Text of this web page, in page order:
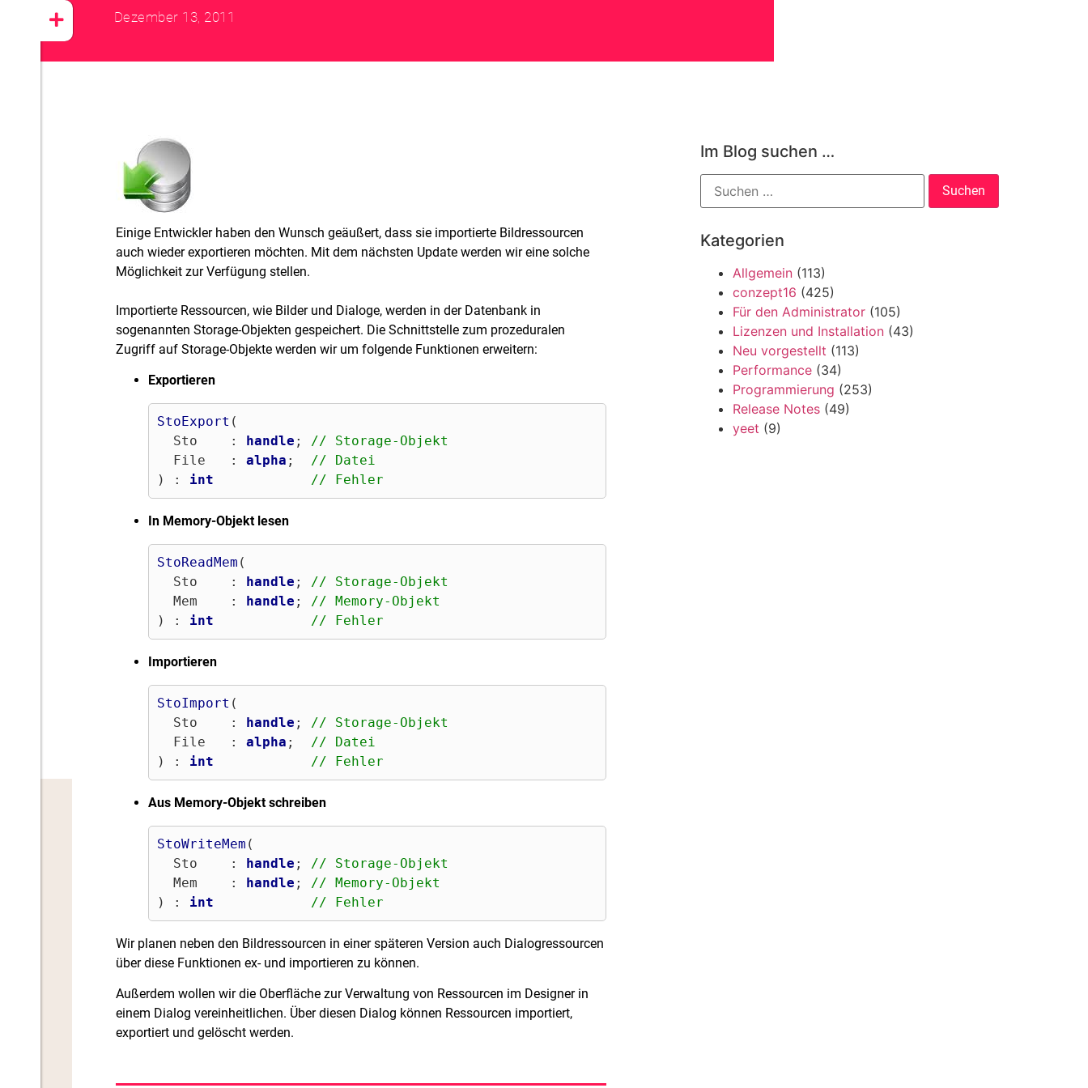
Dezember 13, 2011
Einige Entwickler haben den Wunsch geäußert, dass sie importierte Bildressourcen
auch wieder exportieren möchten. Mit dem nächsten Update werden wir eine solche
Möglichkeit zur Verfügung stellen.
Importierte Ressourcen, wie Bilder und Dialoge, werden in der Datenbank in
sogenannten Storage-Objekten gespeichert. Die Schnittstelle zum prozeduralen
Zugriff auf Storage-Objekte werden wir um folgende Funktionen erweitern:
Exportieren
StoExport (
  Sto    :
handle ; // Storage-Objekt
  File   :
alpha ; // Datei
) : int // Fehler
In Memory-Objekt lesen
StoReadMem (
  Sto    :
handle ; // Storage-Objekt
  Mem    :
handle ; // Memory-Objekt
) : int // Fehler
Importieren
StoImport (
  Sto    :
handle ; // Storage-Objekt
  File   :
alpha ; // Datei
) : int // Fehler
Aus Memory-Objekt schreiben
StoWriteMem (
  Sto    :
handle ; // Storage-Objekt
  Mem    :
handle ; // Memory-Objekt
) : int // Fehler
Wir planen neben den Bildressourcen in einer späteren Version auch Dialogressourcen
über diese Funktionen ex- und importieren zu können.
Außerdem wollen wir die Oberfläche zur Verwaltung von Ressourcen im Designer in
einem Dialog vereinheitlichen. Über diesen Dialog können Ressourcen importiert,
exportiert und gelöscht werden.
Im Blog suchen …
Kategorien
Allgemein (113)
conzept16 (425)
Für den Administrator (105)
Lizenzen und Installation (43)
Neu vorgestellt (113)
Performance (34)
Programmierung (253)
Release Notes (49)
yeet (9)